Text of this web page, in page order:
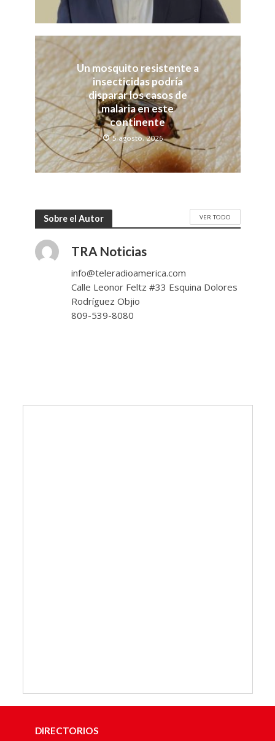
Un mosquito resistente a
insecticidas podría
disparar los casos de
malaria en este
continente
5 agosto, 2026
Sobre el Autor VER TODO
TRA Noticias
info@teleradioamerica.com
Calle Leonor Feltz #33 Esquina Dolores
Rodríguez Objio
809-539-8080
DIRECTORIOS